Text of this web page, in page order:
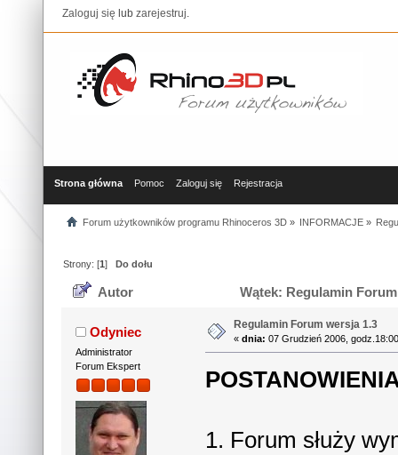
Zaloguj się lub zarejestruj.
Strona główna Pomoc Zaloguj się Rejestracja
Forum użytkowników programu Rhinoceros 3D» INFORMACJE»
Strony: [1]Do dołu
Autor Wątek: Regulamin
Odyniec
Administrator
Forum Ekspert
Regulamin Forum wersja 1.3
«dnia: 07 Grudzień 2006,
1. Forum służy